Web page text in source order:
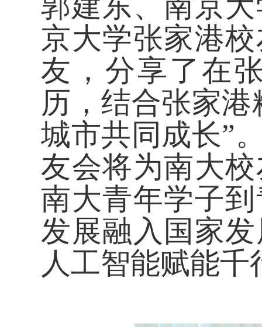
京大学张家港
友，分享了在
历，结合张家
城市共同成长”
友会将为南大
南大青年学子
发展融入国家
人工智能赋能千